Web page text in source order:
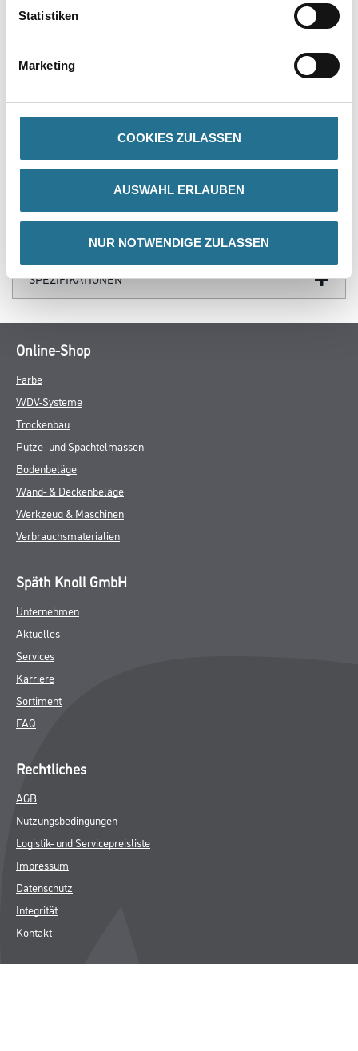
Statistiken
Marketing
COOKIES ZULASSEN
AUSWAHL ERLAUBEN
NUR NOTWENDIGE ZULASSEN
PRODUKTEIGENSCHAFTEN
- 100 % Polyamidgarn
GEFAHRENHINWEISE
SPEZIFIKATIONEN
Online-Shop
Farbe
WDV-Systeme
Trockenbau
Putze- und Spachtelmassen
Bodenbeläge
Wand- & Deckenbeläge
Werkzeug & Maschinen
Verbrauchsmaterialien
Späth Knoll GmbH
Unternehmen
Aktuelles
Services
Karriere
Sortiment
FAQ
Rechtliches
AGB
Nutzungsbedingungen
Logistik- und Servicepreisliste
Impressum
Datenschutz
Integrität
Kontakt